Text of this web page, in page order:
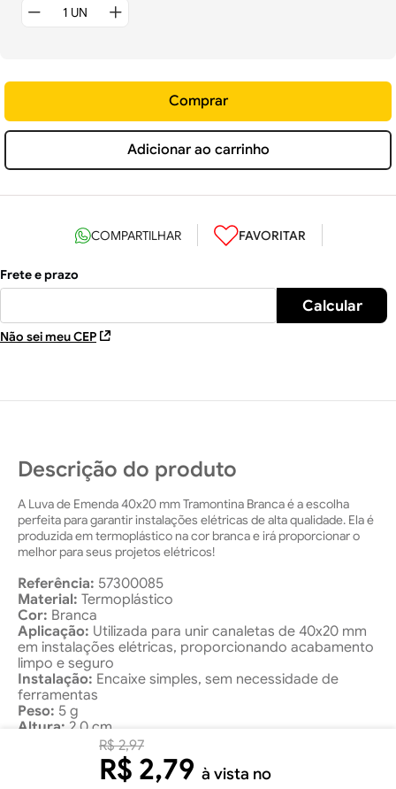
Adicionar ao carrinho
Comprar
Não sei meu CEP
Descrição do produto
A Luva de Emenda 40x20 mm Tramontina Branca é a escolha
perfeita para garantir instalações elétricas de alta qualidade. Ela é
produzida em termoplástico na cor branca e irá proporcionar o
melhor para seus projetos elétricos!
Referência: 57300085
Material: Termoplástico
Cor: Branca
Aplicação: Utilizada para unir canaletas de 40x20 mm
em instalações elétricas, proporcionando acabamento
limpo e seguro
Instalação: Encaixe simples, sem necessidade de
ferramentas
Peso: 5 g
Altura: 2,0 cm
4,0 cm
Comprimento:6,0 cm
R$ 2,97
R$ 2,79 à vista no